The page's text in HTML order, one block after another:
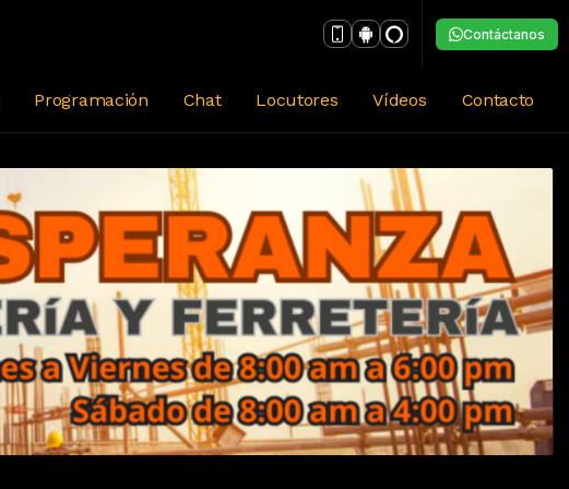
Contáctanos
Programación Chat Locutores Vídeos Contacto